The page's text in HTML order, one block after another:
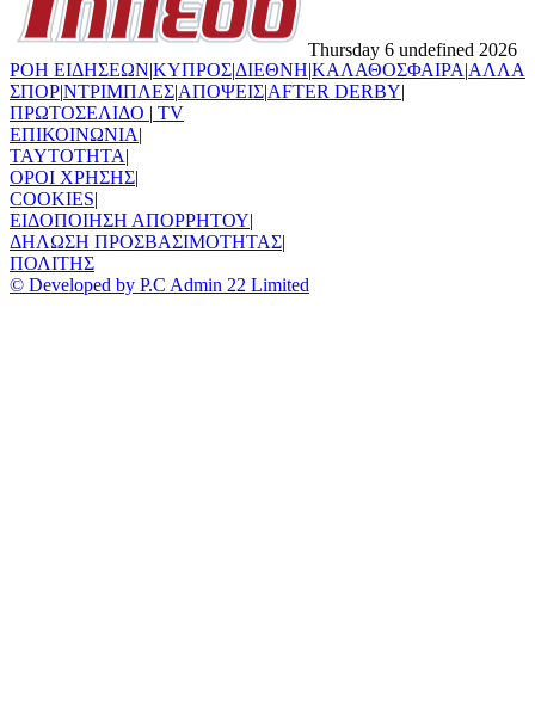
Thursday 6 undefined 2026
ΡΟΗ ΕΙΔΗΣΕΩΝ|ΚΥΠΡΟΣ|ΔΙΕΘΝΗ|ΚΑΛΑΘΟΣΦΑΙΡΑ|ΑΛΛΑ
ΣΠΟΡ|ΝΤΡΙΜΠΛΕΣ|ΑΠΟΨΕΙΣ|AFTER DERBY|
ΠΡΩΤΟΣΕΛΙΔΟ | TV
ΕΠΙΚΟΙΝΩΝΙΑ|
TAYTOTHTA|
ΟΡΟΙ ΧΡΗΣΗΣ|
COOKIES|
ΕΙΔΟΠΟΙΗΣΗ ΑΠΟΡΡΗΤΟΥ|
ΔΗΛΩΣΗ ΠΡΟΣΒΑΣΙΜΟΤΗΤΑΣ|
ΠΟΛΙΤΗΣ
© Developed by P.C Admin 22 Limited